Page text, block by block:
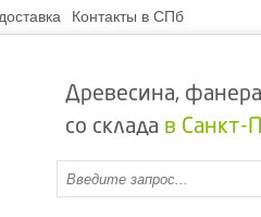
Контакты в СПб
Древесина,
со склада в Санкт-